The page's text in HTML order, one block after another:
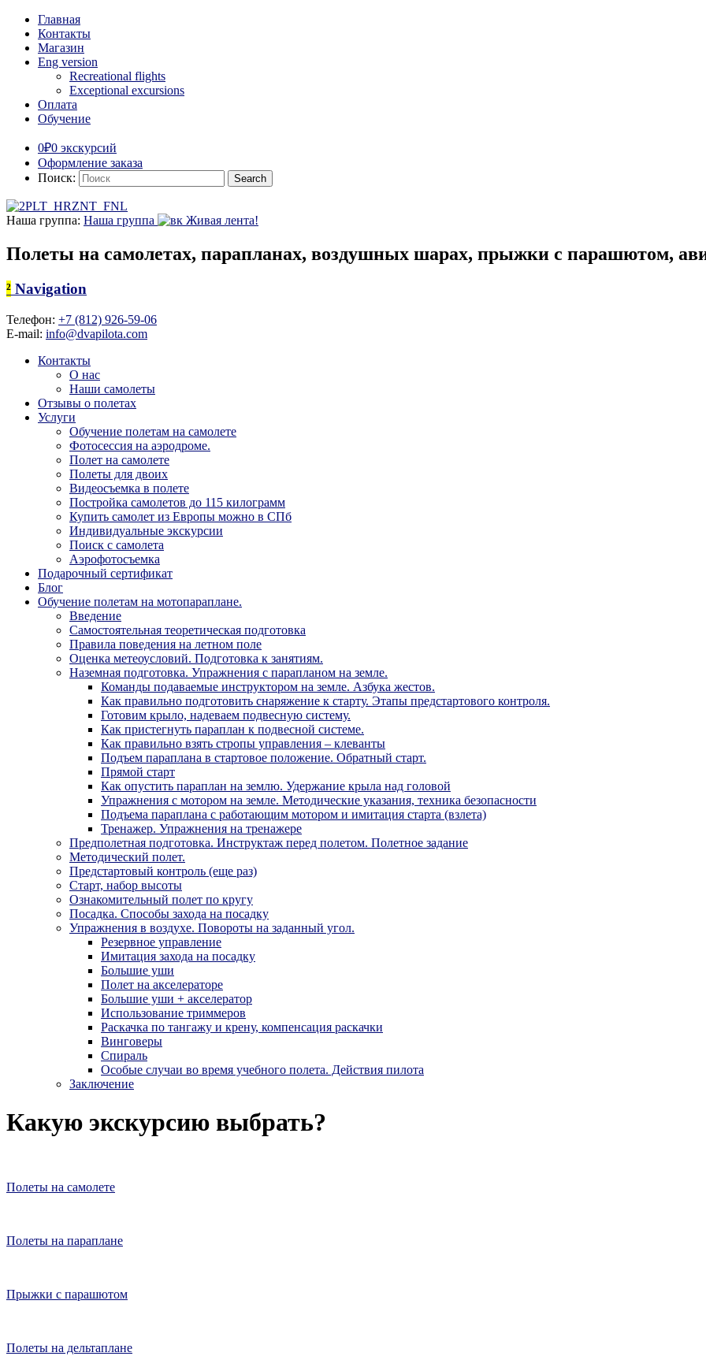
Главная
Контакты
Магазин
Eng version
Recreational flights
Exceptional excursions
Оплата
Обучение
0₽0 экскурсий
Оформление заказа
Поиск:
Наша группа: Наша группа Живая лента!
Полеты на самолетах, парапланах, воздушных шарах, прыжки с парашютом,
² Navigation
Телефон: +7 (812) 926-59-06
E-mail: info@dvapilota.com
Контакты
О нас
Наши самолеты
Отзывы о полетах
Услуги
Обучение полетам на самолете
Фотосессия на аэродроме.
Полет на самолете
Полеты для двоих
Видеосъемка в полете
Постройка самолетов до 115 килограмм
Купить самолет из Европы можно в СПб
Индивидуальные экскурсии
Поиск с самолета
Аэрофотосъемка
Подарочный сертификат
Блог
Обучение полетам на мотопараплане.
Введение
Самостоятельная теоретическая подготовка
Правила поведения на летном поле
Оценка метеоусловий. Подготовка к занятиям.
Наземная подготовка. Упражнения с парапланом на земле.
Команды подаваемые инструктором на земле. Азбука жестов.
Как правильно подготовить снаряжение к старту. Этапы предстартового контроля.
Готовим крыло, надеваем подвесную систему.
Как пристегнуть параплан к подвесной системе.
Как правильно взять стропы управления – клеванты
Подъем параплана в стартовое положение. Обратный старт.
Прямой старт
Как опустить параплан на землю. Удержание крыла над головой
Упражнения с мотором на земле. Методические указания, техника безопасности
Подъема параплана с работающим мотором и имитация старта (взлета)
Тренажер. Упражнения на тренажере
Предполетная подготовка. Инструктаж перед полетом. Полетное задание
Методический полет.
Предстартовый контроль (еще раз)
Старт, набор высоты
Ознакомительный полет по кругу
Посадка. Способы захода на посадку
Упражнения в воздухе. Повороты на заданный угол.
Резервное управление
Имитация захода на посадку
Большие уши
Полет на акселераторе
Большие уши + акселератор
Использование триммеров
Раскачка по тангажу и крену, компенсация раскачки
Винговеры
Спираль
Особые случаи во время учебного полета. Действия пилота
Заключение
Какую экскурсию выбрать?
Полеты на самолете
Полеты на параплане
Прыжки с парашютом
Полеты на дельтаплане